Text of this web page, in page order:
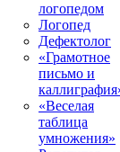
логопедом
Логопед
Дефектолог
«Грамотное
письмо и
«Веселая
таблица
умножения»